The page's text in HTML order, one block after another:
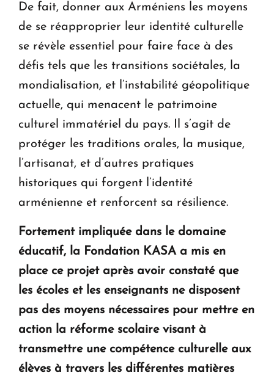
De fait, donner aux Arméniens les moyens
de se réapproprier leur identité culturelle
se révèle essentiel pour faire face à des
défis tels que les transitions sociétales, la
mondialisation, et l’instabilité géopolitique
actuelle, qui menacent le patrimoine
culturel immatériel du pays. Il s’agit de
protéger les traditions orales, la musique,
l’artisanat, et d’autres pratiques
historiques qui forgent l’identité
arménienne et renforcent sa résilience.
Fortement impliquée dans le domaine
éducatif, la Fondation KASA a mis en
place ce projet après avoir constaté que
les écoles et les enseignants ne disposent
pas des moyens nécessaires pour mettre en
action la réforme scolaire visant à
transmettre une compétence culturelle aux
élèves à travers les différentes matières